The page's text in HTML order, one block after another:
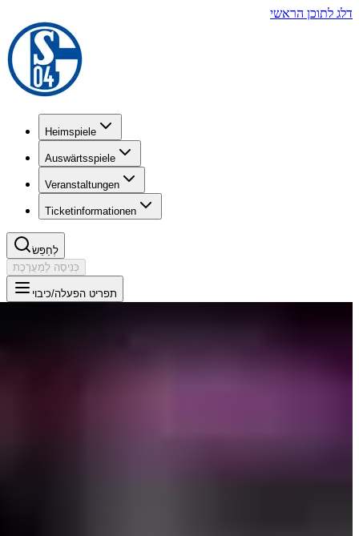
דלג לתוכן הראשי
Heimspiele
Auswärtsspiele
Veranstaltungen
Ticketinformationen
לְחַפֵּשׂ
כְּנִיסָה לַמַעֲרֶכֶת
תפריט הפעלה/כיבוי